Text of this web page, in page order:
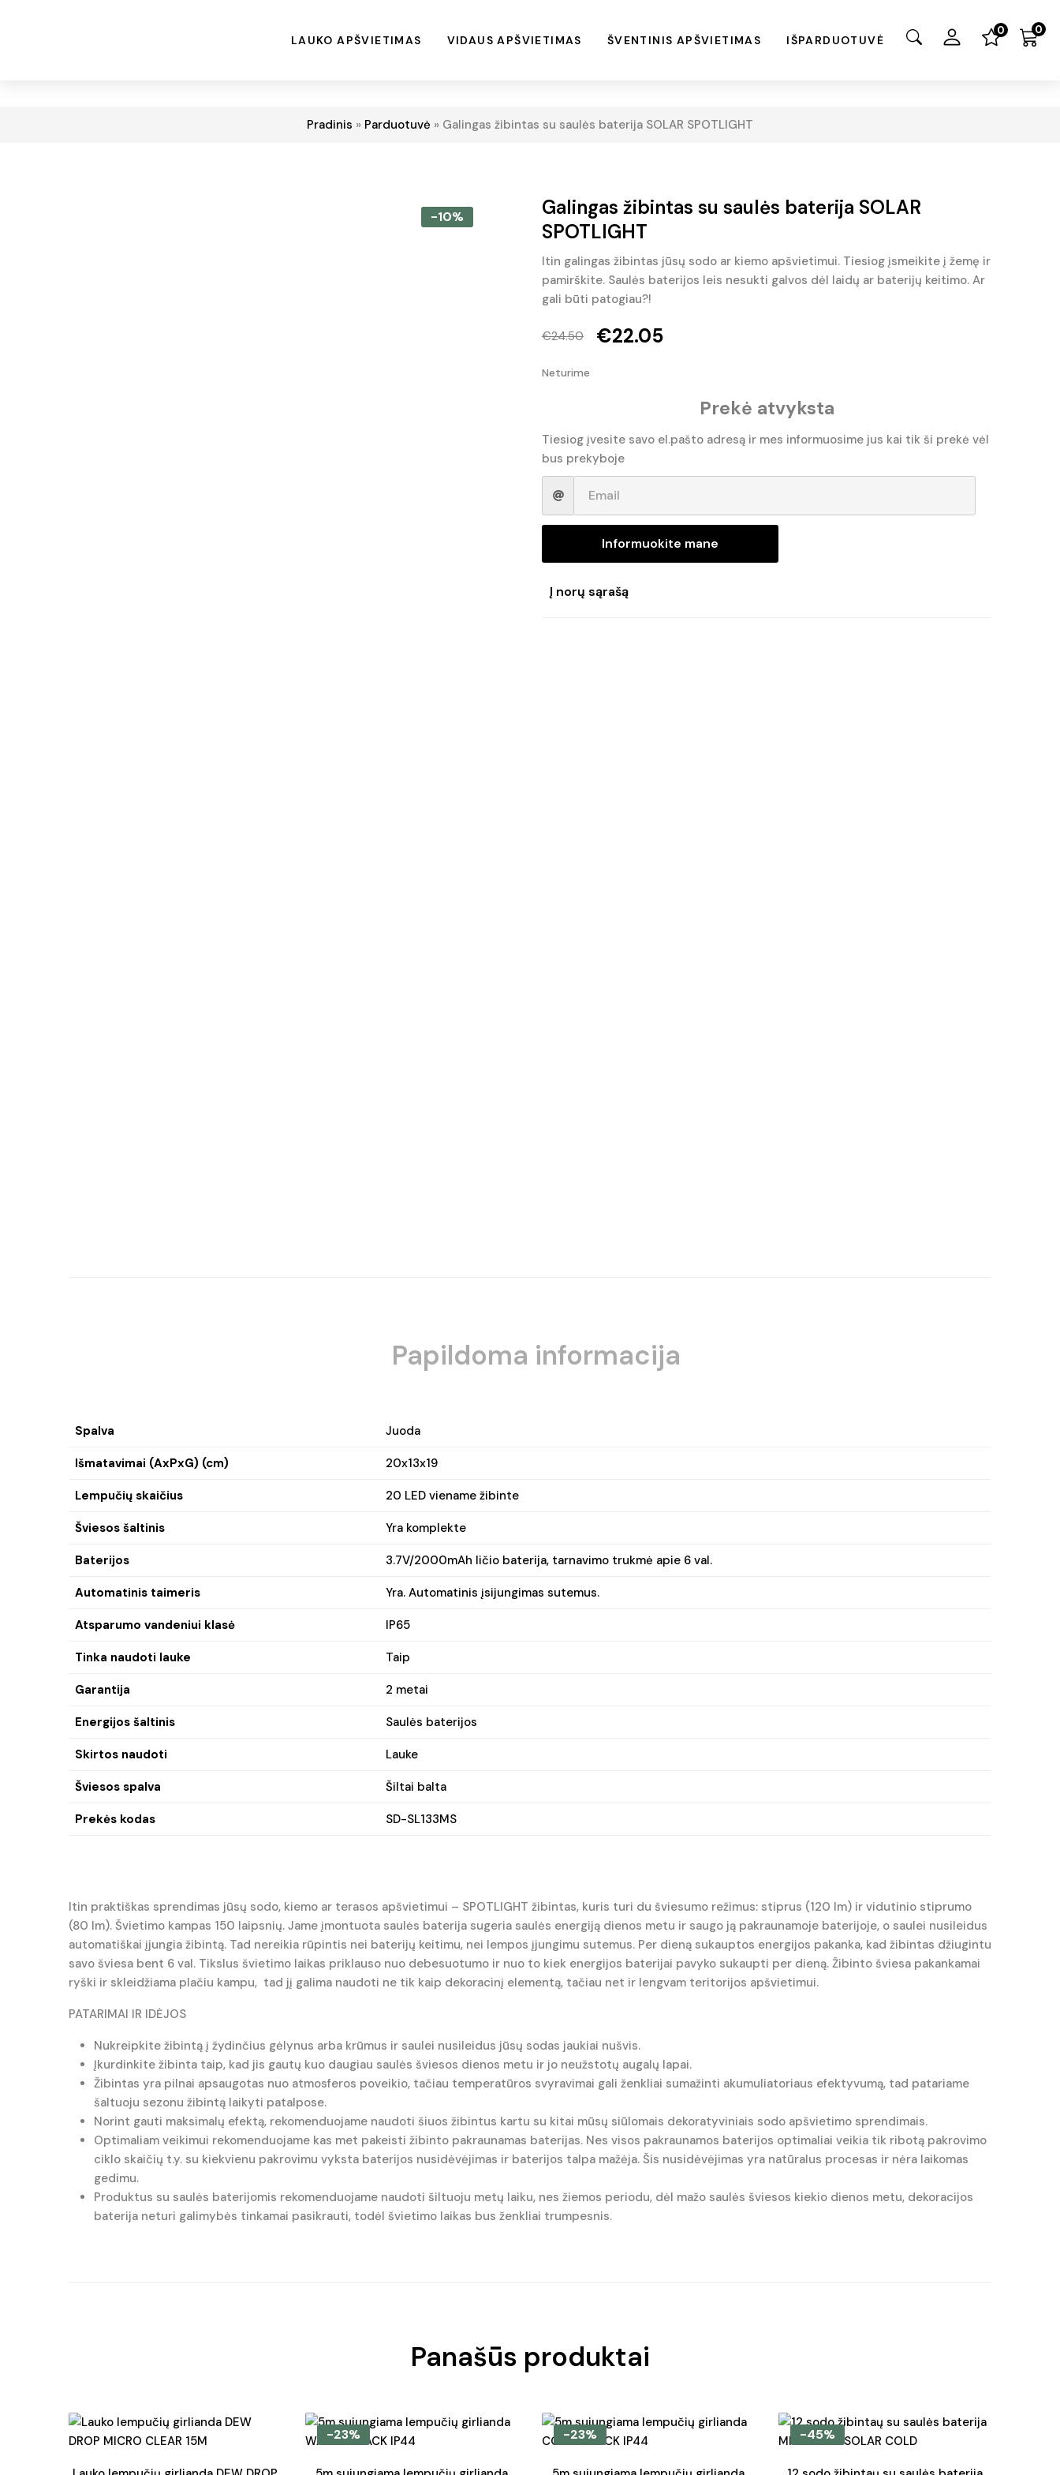
0 0
LAUKO APŠVIETIMAS VIDAUS APŠVIETIMAS ŠVENTINIS APŠVIETIMAS IŠPARDUOTUVĖ
Pradinis » Parduotuvė » Galingas žibintas su saulės baterija SOLAR SPOTLIGHT
-10%
Galingas žibintas su saulės baterija SOLAR
SPOTLIGHT
Itin galingas žibintas jūsų sodo ar kiemo apšvietimui. Tiesiog įsmeikite į žemę ir
pamirškite. Saulės baterijos leis nesukti galvos dėl laidų ar baterijų keitimo. Ar
gali būti patogiau?!
€24.50
Original
price
€24.50.
€22.05
Current
price
€22.05.
Neturime
Prekė atvyksta
Tiesiog įvesite savo el.pašto adresą ir mes informuosime jus kai tik ši prekė vėl
bus prekyboje
Informuokite mane
Į norų sąrašą
Papildoma informacija
Spalva Juoda
Išmatavimai (AxPxG) (cm) 20x13x19
Lempučių skaičius 20 LED viename žibinte
Šviesos šaltinis Yra komplekte
Baterijos 3.7V/2000mAh ličio baterija, tarnavimo trukmė apie 6 val.
Automatinis taimeris Yra. Automatinis įsijungimas sutemus.
Atsparumo vandeniui klasė IP65
Tinka naudoti lauke Taip
Garantija 2 metai
Energijos šaltinis Saulės baterijos
Skirtos naudoti Lauke
Šviesos spalva Šiltai balta
Prekės kodas SD-SL133MS
Itin praktiškas sprendimas jūsų sodo, kiemo ar terasos apšvietimui – SPOTLIGHT žibintas, kuris turi du šviesumo režimus: stiprus (120 lm) ir vidutinio stiprumo
(80 lm). Švietimo kampas 150 laipsnių. Jame įmontuota saulės baterija sugeria saulės energiją dienos metu ir saugo ją pakraunamoje baterijoje, o saulei nusileidus
automatiškai įjungia žibintą. Tad nereikia rūpintis nei baterijų keitimu, nei lempos įjungimu sutemus. Per dieną sukauptos energijos pakanka, kad žibintas džiugintu
savo šviesa bent 6 val. Tikslus švietimo laikas priklauso nuo debesuotumo ir nuo to kiek energijos baterijai pavyko sukaupti per dieną. Žibinto šviesa pakankamai
ryški ir skleidžiama plačiu kampu, tad jį galima naudoti ne tik kaip dekoracinį elementą, tačiau net ir lengvam teritorijos apšvietimui.
PATARIMAI IR IDĖJOS
Nukreipkite žibintą į žydinčius gėlynus arba krūmus ir saulei nusileidus jūsų sodas jaukiai nušvis.
Įkurdinkite žibinta taip, kad jis gautų kuo daugiau saulės šviesos dienos metu ir jo neužstotų augalų lapai.
Žibintas yra pilnai apsaugotas nuo atmosferos poveikio, tačiau temperatūros svyravimai gali ženkliai sumažinti akumuliatoriaus efektyvumą, tad patariame
šaltuoju sezonu žibintą laikyti patalpose.
Norint gauti maksimalų efektą, rekomenduojame naudoti šiuos žibintus kartu su kitai mūsų siūlomais dekoratyviniais sodo apšvietimo sprendimais.
Optimaliam veikimui rekomenduojame kas met pakeisti žibinto pakraunamas baterijas. Nes visos pakraunamos baterijos optimaliai veikia tik ribotą pakrovimo
ciklo skaičių t.y. su kiekvienu pakrovimu vyksta baterijos nusidėvėjimas ir baterijos talpa mažėja. Šis nusidėvėjimas yra natūralus procesas ir nėra laikomas
gedimu.
Produktus su saulės baterijomis rekomenduojame naudoti šiltuoju metų laiku, nes žiemos periodu, dėl mažo saulės šviesos kiekio dienos metu, dekoracijos
baterija neturi galimybės tinkamai pasikrauti, todėl švietimo laikas bus ženkliai trumpesnis.
Panašūs produktai
-23% -23% -45%